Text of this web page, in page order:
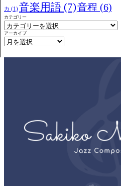
カ (1)音楽用語 (7)音程 (6)
カテゴリー
アーカイブ